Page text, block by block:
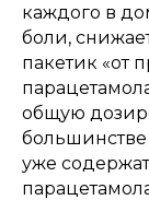
каждого в
боли,
пакетик «от
общую
большинстве
уже